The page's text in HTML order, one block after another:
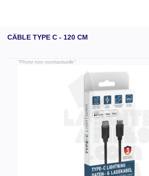
CÂBLE TYPE C - 120 CM
"Photo non contractuelle"